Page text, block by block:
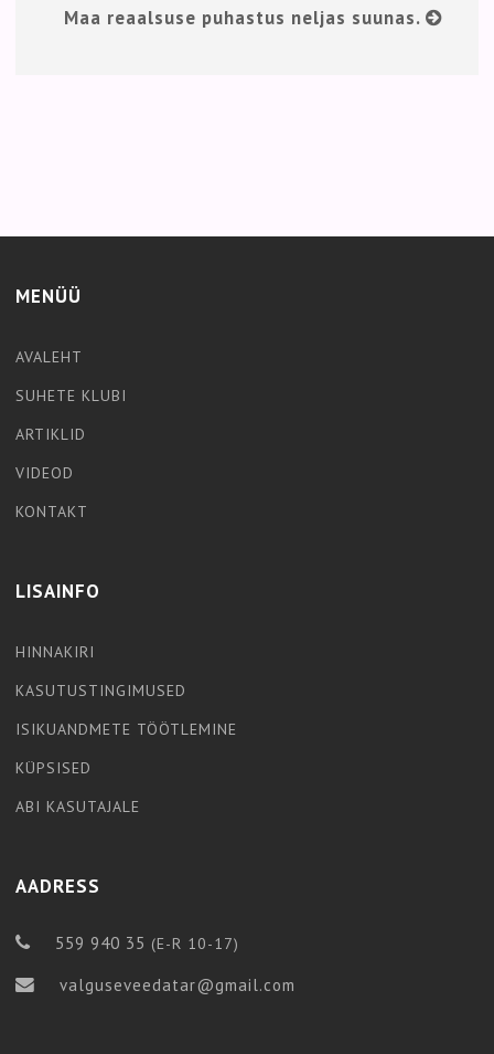
Maa reaalsuse puhastus neljas suunas.
MENÜÜ
AVALEHT
SUHETE KLUBI
ARTIKLID
VIDEOD
KONTAKT
LISAINFO
HINNAKIRI
KASUTUSTINGIMUSED
ISIKUANDMETE TÖÖTLEMINE
KÜPSISED
ABI KASUTAJALE
AADRESS
559 940 35 (E-R 10-17)
valguseveedatar@gmail.com